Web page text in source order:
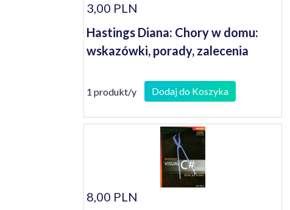
3,00 PLN
Hastings Diana: Chory w domu:
wskazówki, porady, zalecenia
1 produkt/y Dodaj do Koszyka
8,00 PLN